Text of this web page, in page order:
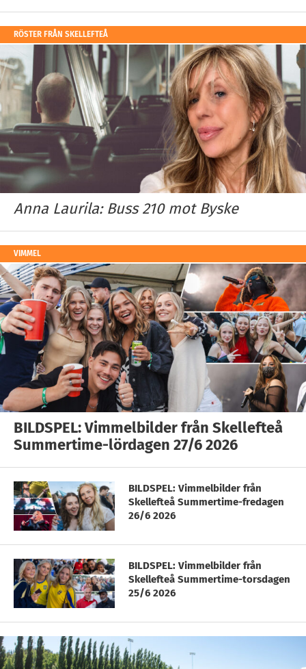
RÖSTER FRÅN SKELLEFTEÅ
Anna Laurila: Buss 210 mot Byske
VIMMEL
BILDSPEL: Vimmelbilder från Skellefteå
Summertime-lördagen 27/6 2026
BILDSPEL: Vimmelbilder från
Skellefteå Summertime-fredagen
26/6 2026
BILDSPEL: Vimmelbilder från
Skellefteå Summertime-torsdagen
25/6 2026